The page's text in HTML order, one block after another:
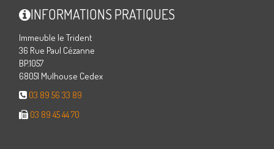
INFORMATIONS PRATIQUES
Immeuble le Trident
36 Rue Paul Cézanne
BP.1057
68051 Mulhouse Cedex
03 89 56 33 89
03 89 45 44 70